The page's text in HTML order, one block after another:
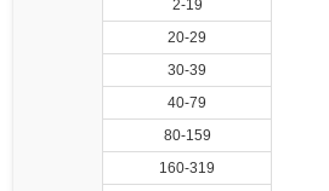
2-19
20-29
30-39
40-79
80-159
160-319